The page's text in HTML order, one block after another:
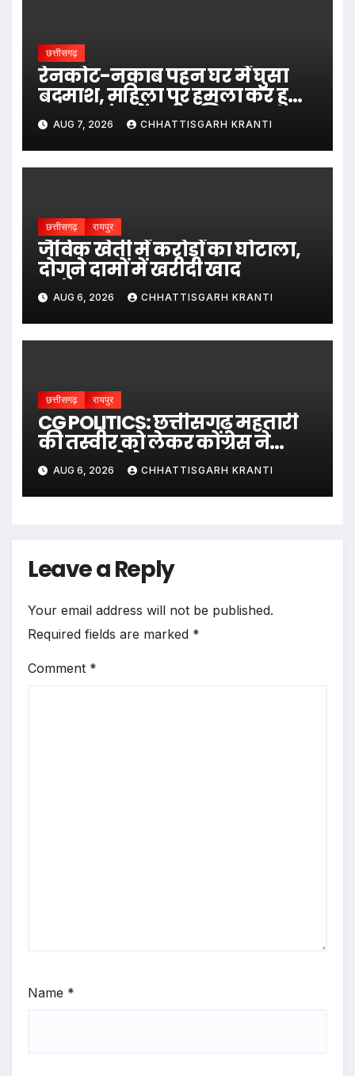
छत्तीसगढ़
रेनकोट-नकाब पहन घर में घुसा
बदमाश, महिला पर हमला कर हुआ
फरार; जांच में जुटी पुलिस…
AUG 7, 2026 CHHATTISGARH KRANTI
छत्तीसगढ़ रायपुर
जैविक खेती में करोड़ों का घोटाला,
दोगुने दामों में खरीदी खाद
AUG 6, 2026 CHHATTISGARH KRANTI
छत्तीसगढ़ रायपुर
CG POLITICS: छत्तीसगढ़ महतारी
की तस्वीर को लेकर कोंग्रेस ने
सरकार को घेरा
AUG 6, 2026 CHHATTISGARH KRANTI
Leave a Reply
Your email address will not be published.
Required fields are marked *
Comment *
Name *